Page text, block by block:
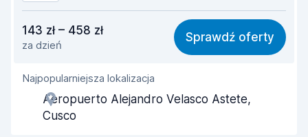
8,4
Łatwość znalezienia 8,4
Pomocność przedstawiciela
Szybkość odbioru
143 zł – 458 zł
za dzień
Sprawdź oferty
Najpopularniejsza lokalizacja
Aeropuerto Alejandro Velasco Astete,
Cusco